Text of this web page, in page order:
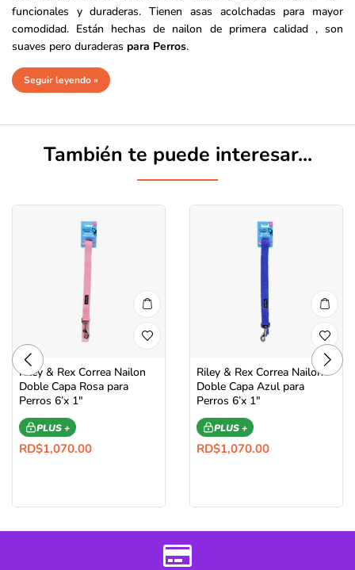
funcionales y duraderas. Tienen asas acolchadas para mayor
comodidad. Están hechas de nailon de primera calidad , son
suaves pero duraderas para Perros.
Seguir leyendo »
También te puede interesar...
Riley & Rex Correa Nailon
Doble Capa Rosa para
Perros 6’x 1″
PLUS +
RD$1,070.00
Riley & Rex Correa Nailon
Doble Capa Azul para
Perros 6’x 1″
PLUS +
RD$1,070.00